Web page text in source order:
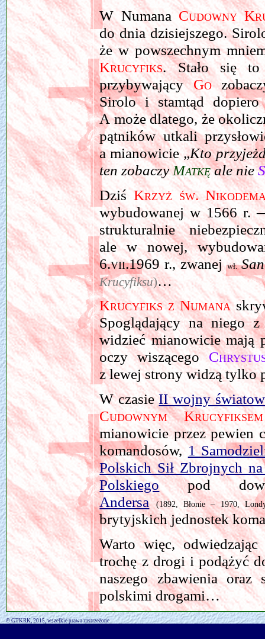
W Numana Cudowny
do dnia dzisiejszego.
że w powszechnym
Krucyfiks. Stało się to
przybywającyGo
Sirolo i stamtąd dopiero
A może dlatego, że
pątników utkali
a mianowicie „Kto
ten zobaczyMatkęale nie
Dziś Krzyż św.
wybudowanej w 1566 r.
strukturalnie
ale w nowej,
6.vii.1969r., zwanejwł.
Krucyfiksu)…
Krucyfiks z Numana
Spoglądający na niego
widzieć mianowicie mają
oczy wiszącego
z lewej strony widzą tylko
W czasieII wojny
Cudownym
mianowicie przez pewien
komandosów, 1
Polskich Sił Zbrojnych
Polskiegopod
Andersa
(1892, Błonie – 1970,
brytyjskich jednostek
Warto więc, odwiedzając
trochę z drogi i podążyć
naszego zbawienia
polskimi drogami…
© GTKRK, 2015, wszelkie prawa zastrzeżone